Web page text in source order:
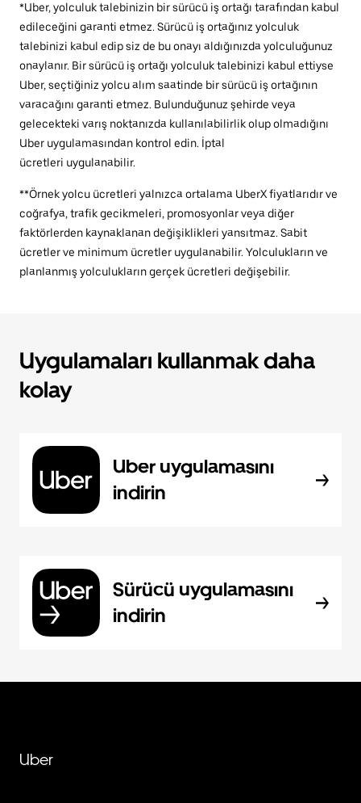
*Uber, yolculuk talebinizin bir sürücü iş ortağı tarafından kabul
edileceğini garanti etmez. Sürücü iş ortağınız yolculuk
talebinizi kabul edip siz de bu onayı aldığınızda yolculuğunuz
onaylanır. Bir sürücü iş ortağı yolculuk talebinizi kabul ettiyse
Uber, seçtiğiniz yolcu alım saatinde bir sürücü iş ortağının
varacağını garanti etmez. Bulunduğunuz şehirde veya
gelecekteki varış noktanızda kullanılabilirlik olup olmadığını
Uber uygulamasından kontrol edin. İptal
ücretleri uygulanabilir.
**Örnek yolcu ücretleri yalnızca ortalama UberX fiyatlarıdır ve
coğrafya, trafik gecikmeleri, promosyonlar veya diğer
faktörlerden kaynaklanan değişiklikleri yansıtmaz. Sabit
ücretler ve minimum ücretler uygulanabilir. Yolculukların ve
planlanmış yolculukların gerçek ücretleri değişebilir.
Uygulamaları kullanmak daha
kolay
Uber uygulamasını
indirin
Sürücü uygulamasını
indirin
Uber